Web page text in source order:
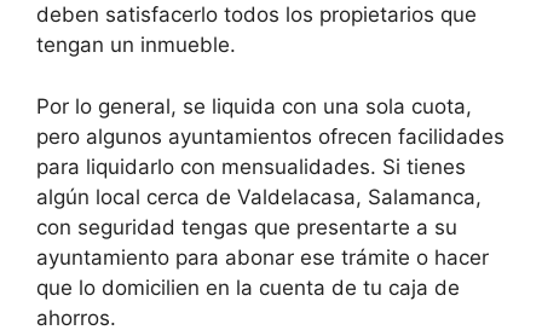
deben satisfacerlo todos los propietarios que
tengan un inmueble.
Por lo general, se liquida con una sola cuota,
pero algunos ayuntamientos ofrecen facilidades
para liquidarlo con mensualidades. Si tienes
algún local cerca de Valdelacasa, Salamanca,
con seguridad tengas que presentarte a su
ayuntamiento para abonar ese trámite o hacer
que lo domicilien en la cuenta de tu caja de
ahorros.